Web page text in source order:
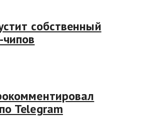
собственный
Telegram